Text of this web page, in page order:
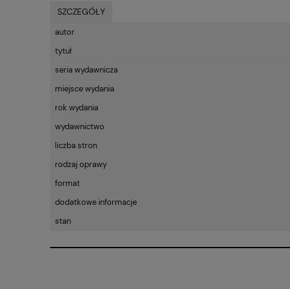
SZCZEGÓŁY
autor
tytuł
seria wydawnicza
miejsce wydania
rok wydania
wydawnictwo
liczba stron
rodzaj oprawy
format
dodatkowe informacje
stan